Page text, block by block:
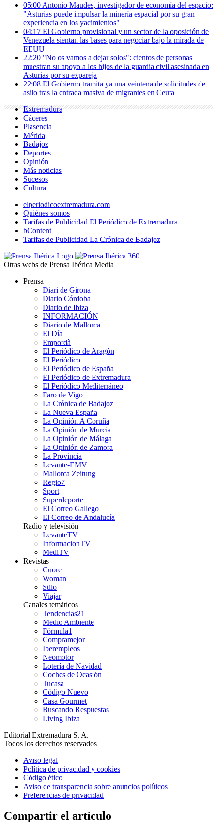
05:00 Antonio Maudes, investigador de economía del espacio:
"Asturias puede impulsar la minería espacial por su gran
experiencia en los yacimientos"
04:17 El Gobierno provisional y un sector de la oposición de
Venezuela sientan las bases para negociar bajo la mirada de
EEUU
22:20 "No os vamos a dejar solos": cientos de personas
muestran su apoyo a los hijos de la guardia civil asesinada en
Asturias por su expareja
22:08 El Gobierno tramita ya una veintena de solicitudes de
asilo tras la entrada masiva de migrantes en Ceuta
Extremadura
Cáceres
Plasencia
Mérida
Badajoz
Deportes
Opinión
Más noticias
Sucesos
Cultura
elperiodicoextremadura.com
Quiénes somos
Tarifas de Publicidad El Periódico de Extremadura
bContent
Tarifas de Publicidad La Crónica de Badajoz
Otras webs de Prensa Ibérica Media
Prensa
Diari de Girona
Diario Córdoba
Diario de Ibiza
INFORMACIÓN
Diario de Mallorca
El Día
Empordà
El Periódico de Aragón
El Periódico
El Periódico de España
El Periódico de Extremadura
El Periódico Mediterráneo
Faro de Vigo
La Crónica de Badajoz
La Nueva España
La Opinión A Coruña
La Opinión de Murcia
La Opinión de Málaga
La Opinión de Zamora
La Provincia
Levante-EMV
Mallorca Zeitung
Regio7
Sport
Superdeporte
El Correo Gallego
El Correo de Andalucía
Radio y televisión
LevanteTV
InformacionTV
MediTV
Revistas
Cuore
Woman
Stilo
Viajar
Canales temáticos
Tendencias21
Medio Ambiente
Fórmula1
Compramejor
Iberempleos
Neomotor
Lotería de Navidad
Coches de Ocasión
Tucasa
Código Nuevo
Casa Gourmet
Buscando Respuestas
Living Ibiza
Editorial Extremadura S. A.
Todos los derechos reservados
Aviso legal
Política de privacidad y cookies
Código ético
Aviso de transparencia sobre anuncios políticos
Preferencias de privacidad
Compartir el artículo